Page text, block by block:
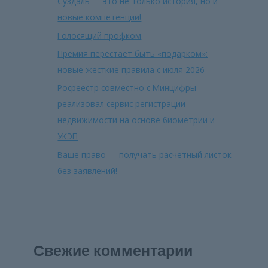
новые компетенции!
Голосящий профком
Премия перестает быть «подарком»:
новые жесткие правила с июля 2026
Росреестр совместно с Минцифры
реализовал сервис регистрации
недвижимости на основе биометрии и
УКЭП
Ваше право — получать расчетный листок
без заявлений!
Свежие комментарии